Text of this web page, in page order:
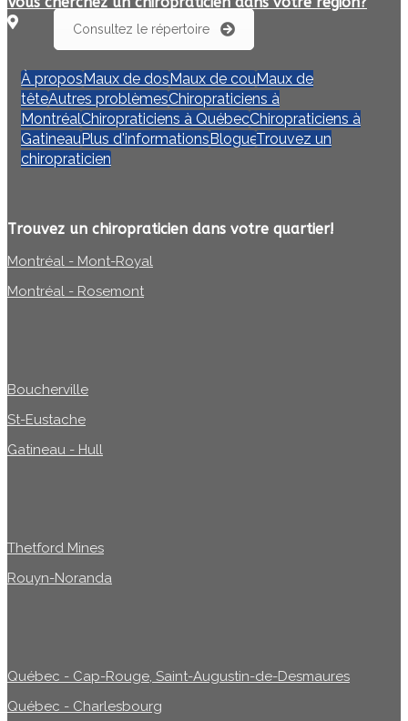
Consultez le répertoire
À propos Maux de dos Maux de couMaux de
têteAutres problèmesChiropraticiens à
MontréalChiropraticiens à QuébecChiropraticiens à
GatineauPlus d'informations BlogueTrouvez un
chiropraticien
Trouvez un chiropraticien dans votre quartier!
Montréal - Mont-Royal
Montréal - Rosemont
Boucherville
St-Eustache
Gatineau - Hull
Thetford Mines
Rouyn-Noranda
Québec - Cap-Rouge, Saint-Augustin-de-Desmaures
Québec - Charlesbourg